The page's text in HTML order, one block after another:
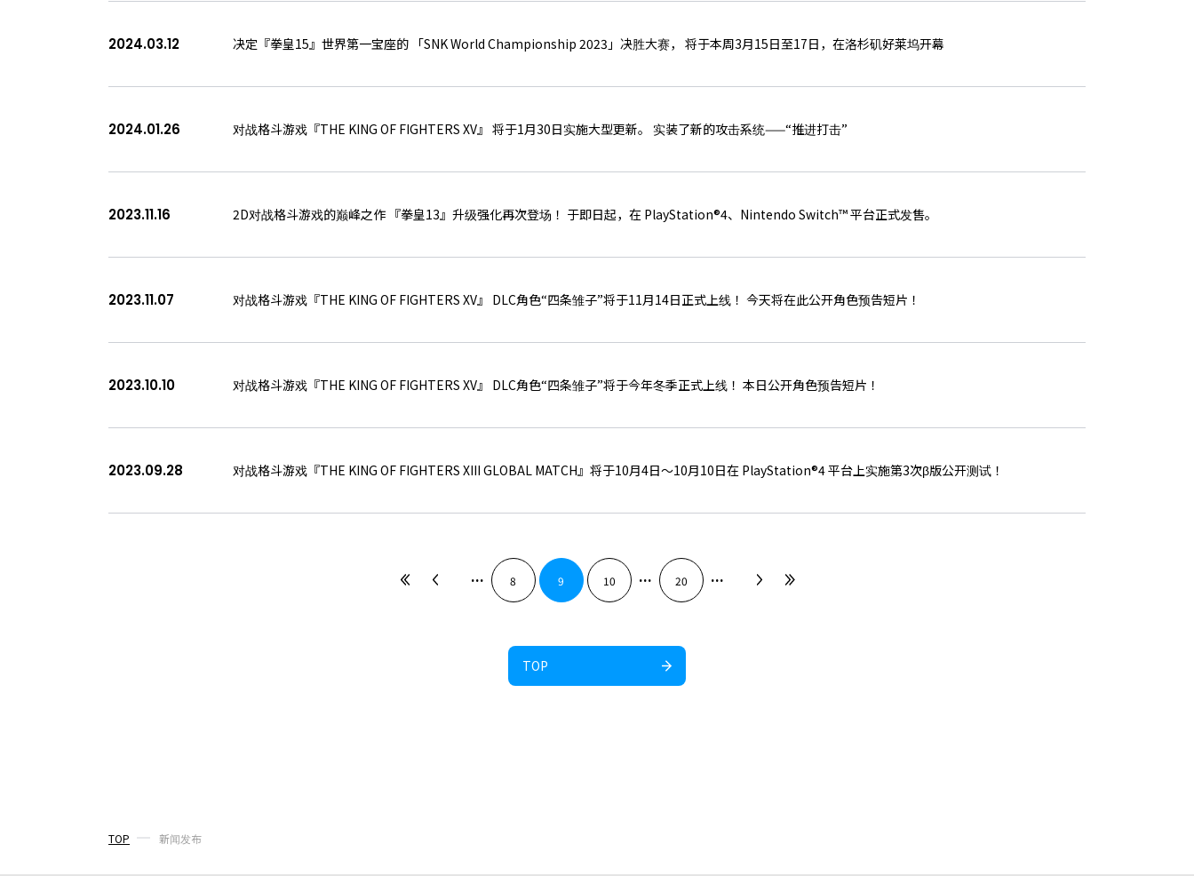
2024.03.12 决定『拳皇15』世界第一宝座的 「SNK World Championship 2023」决胜大赛， 将于本周3月15日至17日，在洛杉矶好莱坞开幕
2024.01.26 对战格斗游戏『THE KING OF FIGHTERS XV』 将于1月30日实施大型更新。 实装了新的攻击系统——“推进打击”
2023.11.16 2D对战格斗游戏的巅峰之作 『拳皇13』升级强化再次登场！ 于即日起，在 PlayStation®4、Nintendo Switch™ 平台正式发售。
2023.11.07 对战格斗游戏『THE KING OF FIGHTERS XV』 DLC角色“四条雏子”将于11月14日正式上线！ 今天将在此公开角色预告短片！
2023.10.10 对战格斗游戏『THE KING OF FIGHTERS XV』 DLC角色“四条雏子”将于今年冬季正式上线！ 本日公开角色预告短片！
2023.09.28 对战格斗游戏『THE KING OF FIGHTERS XIII GLOBAL MATCH』将于10月4日～10月10日在 PlayStation®4 平台上实施第3次β版公开测试！
... 8 9 10 ... 20 ...
TOP
TOP 新闻发布